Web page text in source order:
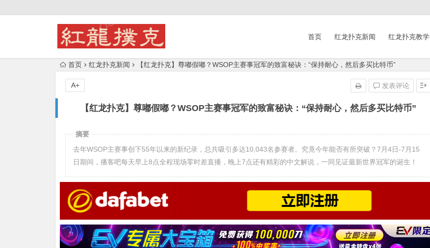
首页 红龙扑克新闻 红龙扑克教学
首页 红龙扑克新闻 【红龙扑克】尊嘟假嘟？WSOP主赛事冠军的致富秘诀：“保持耐心，然后多买比特币”
【红龙扑克】尊嘟假嘟？WSOP主赛事冠军的致富秘诀：“保持耐心，然后多买比特币”
发表评论
A+
摘要
去年WSOP主赛事创下55年以来的新纪录，总共吸引多达10,043名参赛者。究竟今年能否有所突破？7月4日-7月15
日期间，播客吧每天早上8点全程现场零时差直播，晚上7点还有精彩的中文解说，一同见证最新世界冠军的诞生！